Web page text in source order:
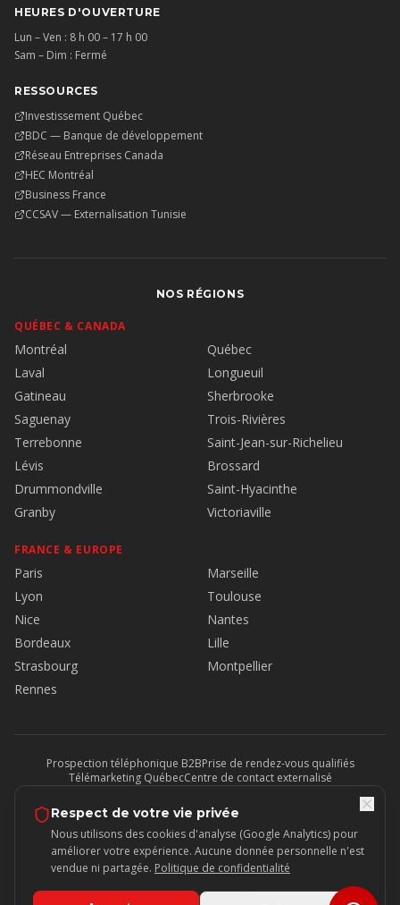
Respect de votre vie privée
Nous utilisons des cookies d'analyse (Google Analytics) pour
améliorer votre expérience. Aucune donnée personnelle n'est
vendue ni partagée. Politique de confidentialité
HEURES D'OUVERTURE
Lun – Ven : 8 h 00 – 17 h 00
Sam – Dim : Fermé
RESSOURCES
Investissement Québec
BDC — Banque de développement
Réseau Entreprises Canada
HEC Montréal
Business France
CCSAV — Externalisation Tunisie
NOS RÉGIONS
QUÉBEC & CANADA
Montréal
Québec
Laval
Longueuil
Gatineau
Sherbrooke
Saguenay
Trois-Rivières
Terrebonne
Saint-Jean-sur-Richelieu
Lévis
Brossard
Drummondville
Saint-Hyacinthe
Granby
Victoriaville
FRANCE & EUROPE
Paris
Marseille
Lyon
Toulouse
Nice
Nantes
Bordeaux
Lille
Strasbourg
Montpellier
Rennes
Prospection téléphonique B2BPrise de rendez-vous qualifiés
Télémarketing QuébecCentre de contact externalisé
Service à la clientèle externalisé
Outsourcing télévente
BPO Offshore
Expert en prospectionTélémarketing Canada
Développement affaires EuropeFirme de prospection Victoriaville
Prospecto — Tous droits réservés.Firme leader en prospection
téléphonique B2Bau Québec, Canada & Europe.